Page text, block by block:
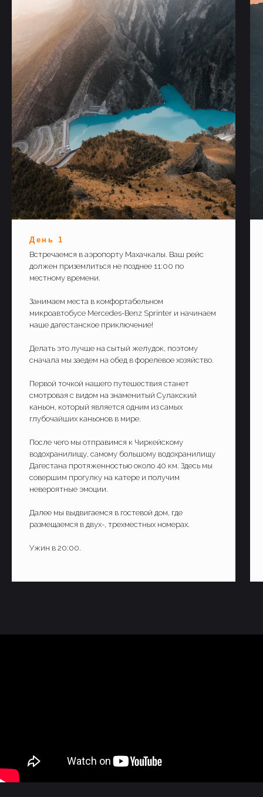
День 1
Встречаемся в аэропорту Махачкалы. Ваш рейс
должен приземлиться не позднее 11:00 по
местному времени.
Занимаем места в комфортабельном
микроавтобусе Mercedes-Benz Sprinter и начинаем
наше дагестанское приключение!
Делать это лучше на сытый желудок, поэтому
сначала мы заедем на обед в форелевое хозяйство.
Первой точкой нашего путешествия станет
смотровая с видом на знаменитый Сулакский
каньон, который является одним из самых
глубочайших каньонов в мире.
После чего мы отправимся к Чиркейскому
водохранилищу, самому большому водохранилищу
Дагестана протяженностью около 40 км. Здесь мы
совершим прогулку на катере и получим
невероятные эмоции.
Далее мы выдвигаемся в гостевой дом, где
размещаемся в двух-, трехместных номерах.
Ужин в 20:00.